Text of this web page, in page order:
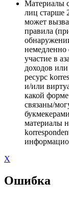
Материалы
лиц старше
может
правила
немедленно
участие в
доходов
ресурс
и/или
какой
связаны/
материалы
X
Ошибка